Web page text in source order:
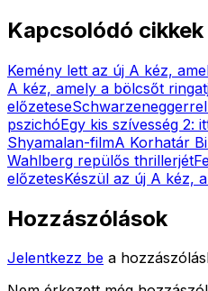
Kapcsolódó
Kemény lett az új A kéz,
A kéz, amely a bölcsőt
előzetese
pszichóEgy kis szívesség 2:
Shyamalan-filmA Korhatár
Wahlberg repülős thrillerjét
előzetesKészül az új A kéz,
Hozzászólások
Jelentkezz be a